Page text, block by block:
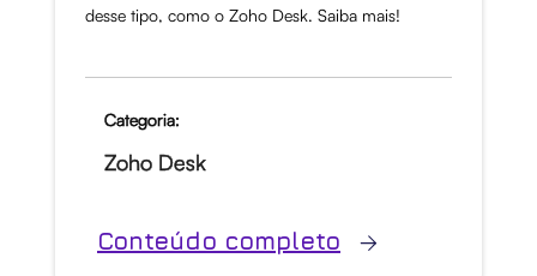
desse tipo, como o Zoho Desk. Saiba mais!
Categoria:
Zoho Desk
Conteúdo completo